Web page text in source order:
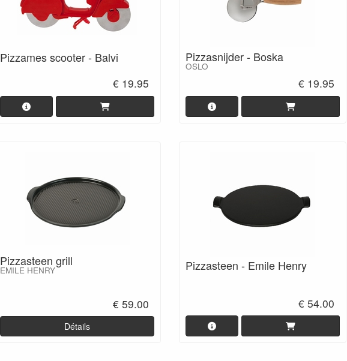
Pizzames scooter - Balvi
€ 19.95
Pizzasnijder - Boska
OSLO
€ 19.95
Pizzasteen grill
EMILE HENRY
€ 59.00
Détails
Pizzasteen - Emile Henry
€ 54.00